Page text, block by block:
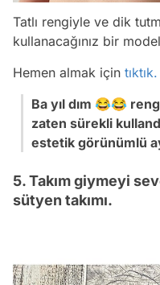
Tatlı rengiyle ve dik
kullanacağınız bir
Hemen almak için tıktık.
Ba yıl dım 😂😂
zaten sürekli
estetik görünümlü
5. Takım giymeyi
sütyen takımı.